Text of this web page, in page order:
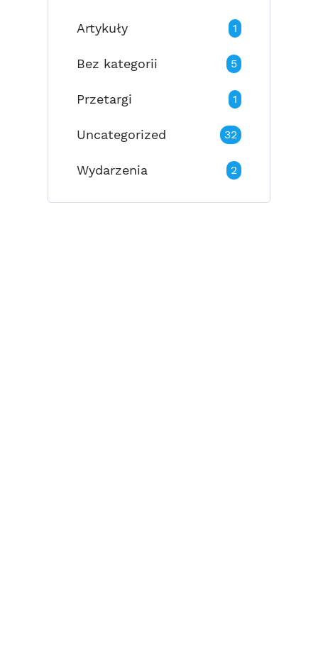
Artykuły 1
Bez kategorii 5
Przetargi 1
Uncategorized 32
Wydarzenia 2